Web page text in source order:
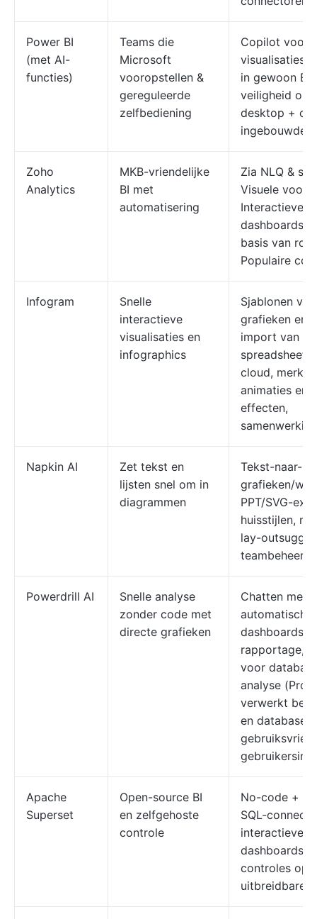
Power BI
(met AI-
functies)
Teams die
Microsoft
vooropstellen &
gereguleerde
zelfbediening
Copilot voor
visualisaties/
in gewoon
veiligheid op
desktop +
ingebouwde
Zoho
Analytics
MKB-vriendelijke
BI met
automatisering
Zia NLQ &
Visuele
Interactieve
dashboards,
basis van
Populaire
Infogram
Snelle
interactieve
visualisaties en
infographics
Sjablonen
grafieken en
import van
spreadsheets
cloud,
animaties en
effecten,
samenwerking
Napkin AI
Zet tekst en
lijsten snel om in
diagrammen
Tekst-naar-
grafieken/
PPT/SVG-
huisstijlen,
lay-
teambeheer
Powerdrill AI
Snelle analyse
zonder code met
directe grafieken
Chatten met
automatische
dashboards
rapportage,
voor
analyse (Pro),
verwerkt
en databases,
Apache
Superset
Open-source BI
en zelfgehoste
controle
No-code +
SQL-
interactieve
dashboards,
controles op
uitbreidbare